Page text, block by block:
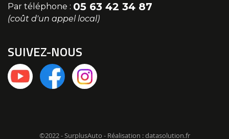
Par téléphone : 05 63 42 34 87
(coût d'un appel local)
SUIVEZ-NOUS
©2022 - SurplusAuto - Réalisation : datasolution.fr